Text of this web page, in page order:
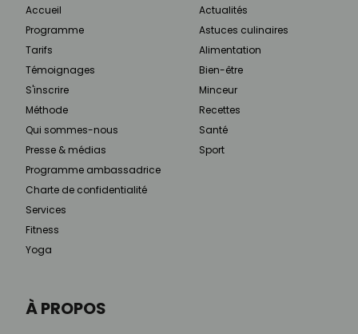
À PROPOS
Accueil
Programme
Tarifs
Témoignages
S'inscrire
Méthode
Qui sommes-nous
Presse & médias
Programme ambassadrice
Charte de confidentialité
Services
Fitness
Yoga
Actualités
Astuces culinaires
Alimentation
Bien-être
Minceur
Recettes
Santé
Sport